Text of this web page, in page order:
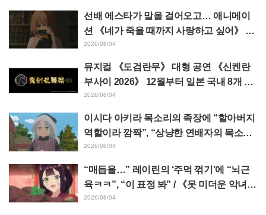
에 팬들 환호
선배 에스타가 말을 걸어오고… 애니메이
션 《네가 죽을 때까지 사랑하고 싶어》 제
5화 줄거리·장면 컷·WEB 예고·에피소드
포스터 공개
2026/08/04
뮤지컬 《도검란무》 대형 공연 《신켄란
부사이 2026》 12월부터 일본 국내 8개 도
시에서 개최 결정! 총 44도검남사가 집결
2026/08/04
이시다 아키라 목소리의 족장에 “할아버지
역할이라 깜짝”, “상냥한 연배자의 목소리
도 좋네” 애니메이션 《천막의 자두가르》
2026/08/04
“매듭을…” 레이린의 ‘주먹 꺾기’에 “뇌근
육ㅋㅋ”, “이 표정 봐” / 《못 미더운 악녀입
니다만》 4화
2026/08/04